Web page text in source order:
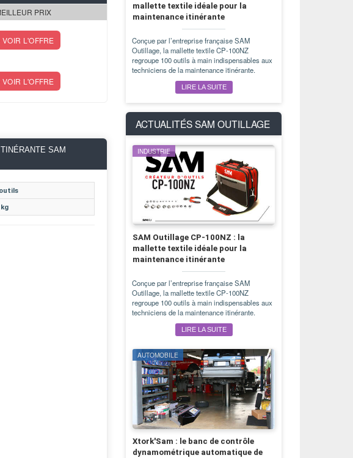
PRIX
VOIR L'OFFRE
VOIR L'OFFRE
SAM
mallette textile idéale pour la
maintenance itinérante
Conçue par l’entreprise française SAM
Outillage, la mallette textile CP-100NZ
regroupe 100 outils à main indispensables aux
techniciens de la maintenance itinérante.
LIRE LA SUITE
ACTUALITÉSSAM OUTILLAGE
INDUSTRIE
SAM Outillage CP-100NZ : la
mallette textile idéale pour la
maintenance itinérante
Conçue par l’entreprise française SAM
Outillage, la mallette textile CP-100NZ
regroupe 100 outils à main indispensables aux
techniciens de la maintenance itinérante.
LIRE LA SUITE
AUTOMOBILE
Xtork'Sam : le banc de contrôle
dynamométrique automatique de